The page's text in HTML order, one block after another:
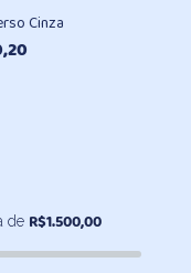
Cinza
Faixa
de R$1.500,00